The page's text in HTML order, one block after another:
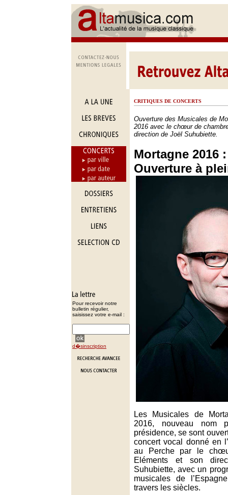
Pour recevoir notre
bulletin régulier,
saisissez votre e-mail :
d�sinscription
CRITIQUES DE CONCERTS
Ouverture des Musicales de
2016 avec le chœur de
direction de Joël Suhubiette.
Mortagne 2016 :
Ouverture à
Les Musicales de
2016, nouveau nom
présidence, se sont
concert vocal donné en
au Perche par le
Eléments et son
Suhubiette, avec un
musicales de
travers les siècles.